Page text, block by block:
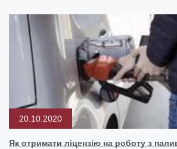
20.10.2020
Як отримати ліцензію на роботу з